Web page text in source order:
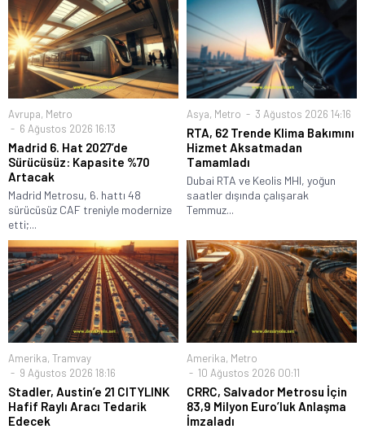
Avrupa, Metro
6 Ağustos 2026 16:13
Madrid 6. Hat 2027’de
Sürücüsüz: Kapasite %70
Artacak
Madrid Metrosu, 6. hattı 48
sürücüsüz CAF treniyle modernize
etti;...
Asya, Metro 3 Ağustos 2026 14:16
RTA, 62 Trende Klima Bakımını
Hizmet Aksatmadan
Tamamladı
Dubai RTA ve Keolis MHI, yoğun
saatler dışında çalışarak
Temmuz...
Amerika, Tramvay
9 Ağustos 2026 18:16
Stadler, Austin’e 21 CITYLINK
Hafif Raylı Aracı Tedarik
Edecek
Amerika, Metro
10 Ağustos 2026 00:11
CRRC, Salvador Metrosu İçin
83,9 Milyon Euro’luk Anlaşma
İmzaladı